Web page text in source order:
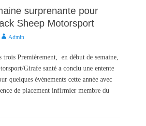
surprenante pour
Sheep Motorsport
A
t
h
Admin
trois Premièrement, en début de semaine,
Girafe santé a conclu une entente
quelques événements cette année avec
de placement infirmier membre du